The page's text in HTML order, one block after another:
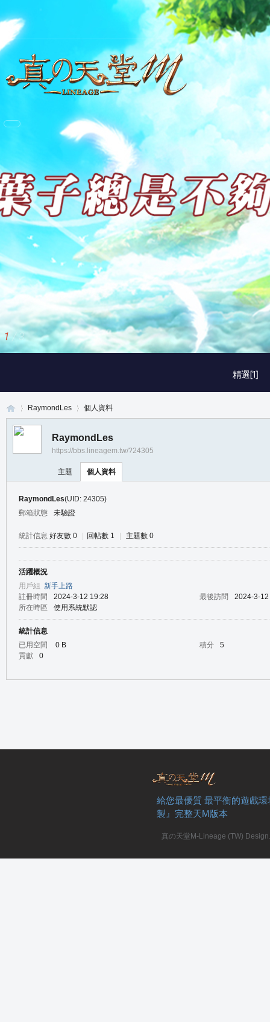
精選[1]
2 / 3
RaymondLes 個人資料
RaymondLes
https://bbs.lineagem.tw/?24305
主題 個人資料
RaymondLes(UID: 24305)
郵箱狀態
未驗證
統計信息 好友數 0 回帖數 1 主題數 0
活躍概況
用戶組 新手上路
註冊時間
2024-3-12 19:28 最後訪問
2024-3-
所在時區
使用系統默認
統計信息
已用空間
0 B 積分
5
貢獻
0
給您最優質 最平衡的遊戲
製』完整天M版本
真の天堂M-Lineage (TW)